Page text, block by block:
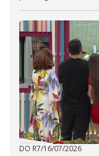
DO R7/16/07/2026